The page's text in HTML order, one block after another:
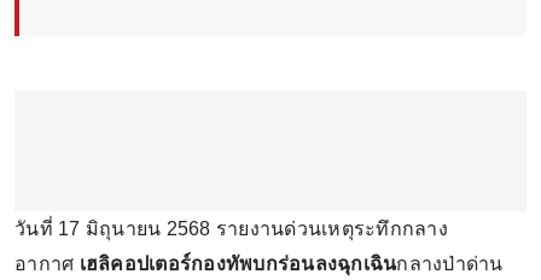
วันที่ 17 มิถุนายน 2568 รายงานด่วนเหตุระทึกกลาง
อากาศ เฮลิคอปเตอร์กองทัพบกร่อนลงฉุกเฉินกลางป่าด่าน